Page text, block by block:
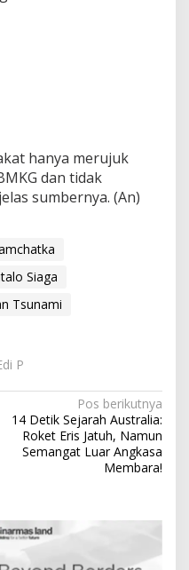
hanya merujuk
dan tidak
sumbernya. (An)
Siaga
Tsunami
P
Pos berikutnya
14 Detik Sejarah Australia:
Roket Eris Jatuh, Namun
Semangat Luar Angkasa
Membara!